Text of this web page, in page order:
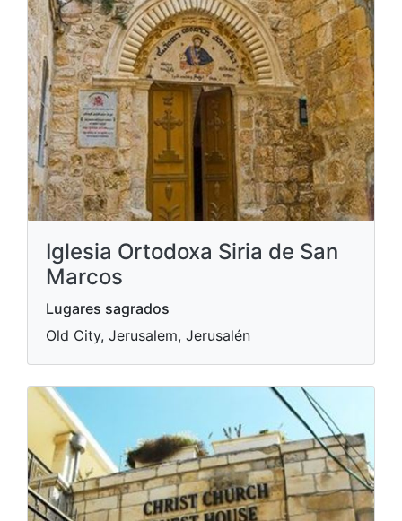
Iglesia Ortodoxa Siria de San
Marcos
Lugares sagrados
Old City, Jerusalem, Jerusalén